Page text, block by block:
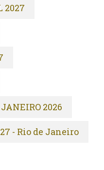
2027
2026
- Rio de Janeiro